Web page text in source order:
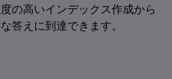
の高いインデックス作成から
答えに到達できます。